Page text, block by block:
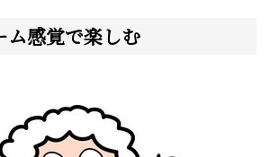
ム感覚で楽しむ